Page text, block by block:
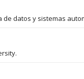
datos y sistemas